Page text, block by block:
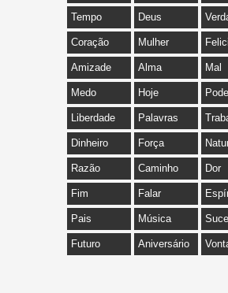
Tempo Deus
Coração Mulher
Amizade Alma Mal
Medo Hoje
Liberdade Palavras
Dinheiro Força
Razão Caminho Dor
Fim Falar
Pais Música
Futuro Aniversário